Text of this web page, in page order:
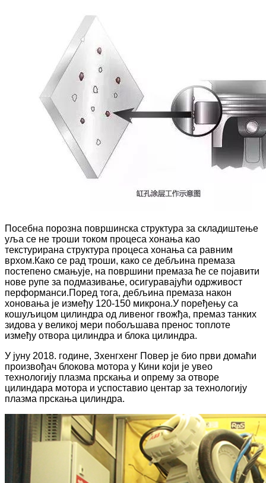
Посебна порозна површинска структура за складиштење
уља се не троши током процеса хонања као
текстурирана структура процеса хонања са равним
врхом.Како се рад троши, како се дебљина премаза
постепено смањује, на површини премаза ће се појавити
нове рупе за подмазивање, осигуравајући одрживост
перформанси.Поред тога, дебљина премаза након
хоновања је између 120-150 микрона.У поређењу са
кошуљицом цилиндра од ливеног гвожђа, премаз танких
зидова у великој мери побољшава пренос топлоте
између отвора цилиндра и блока цилиндра.
У јуну 2018. године, Зхенгхенг Повер је био први домаћи
произвођач блокова мотора у Кини који је увео
технологију плазма прскања и опрему за отворе
цилиндара мотора и успоставио центар за технологију
плазма прскања цилиндра.